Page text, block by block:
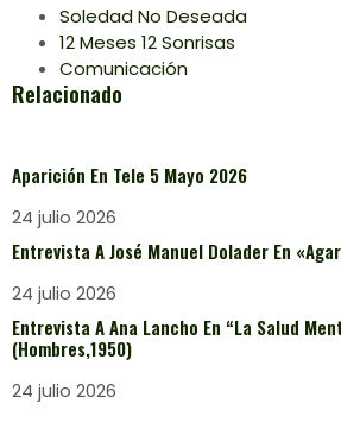
Soledad No Deseada
12 Meses 12 Sonrisas
Comunicación
Relacionado
Aparición En Tele 5 Mayo 2026
24 julio 2026
Entrevista A José Manuel Dolader En
24 julio 2026
Entrevista A Ana Lancho En “La Salud
(Hombres,1950)
24 julio 2026